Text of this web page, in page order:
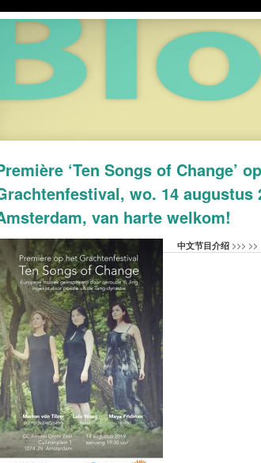
‘Ten Songs of Change’
wo. 14 augustus
van harte welkom!
中文节目介绍 >>> >>